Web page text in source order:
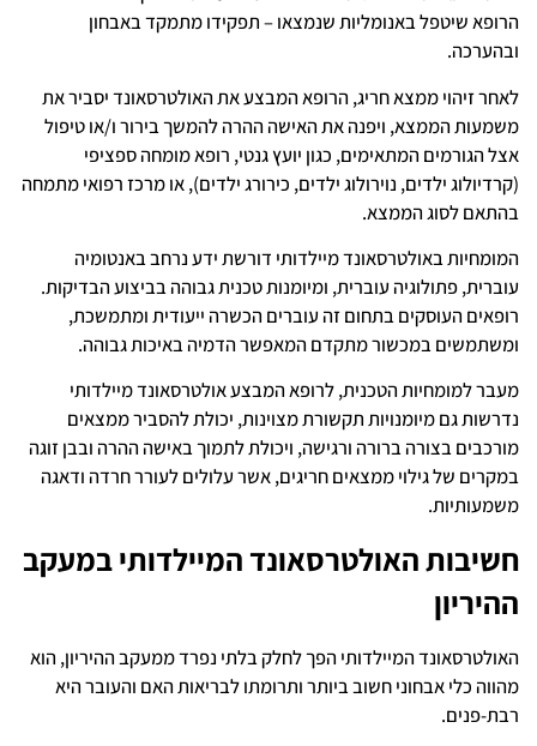
הרופא שיטפל באנומליות שנמצאו – תפקידו מתמקד באבחון
ובהערכה.
לאחר זיהוי ממצא חריג, הרופא המבצע את האולטרסאונד יסביר את
משמעות הממצא, ויפנה את האישה ההרה להמשך בירור ו/או טיפול
אצל הגורמים המתאימים, כגון יועץ גנטי, רופא מומחה ספציפי
(קרדיולוג ילדים, נוירולוג ילדים, כירורג ילדים), או מרכז רפואי מתמחה
בהתאם לסוג הממצא.
המומחיות באולטרסאונד מיילדותי דורשת ידע נרחב באנטומיה
עוברית, פתולוגיה עוברית, ומיומנות טכנית גבוהה בביצוע הבדיקות.
רופאים העוסקים בתחום זה עוברים הכשרה ייעודית ומתמשכת,
ומשתמשים במכשור מתקדם המאפשר הדמיה באיכות גבוהה.
מעבר למומחיות הטכנית, לרופא המבצע אולטרסאונד מיילדותי
נדרשות גם מיומנויות תקשורת מצוינות, יכולת להסביר ממצאים
מורכבים בצורה ברורה ורגישה, ויכולת לתמוך באישה ההרה ובבן זוגה
במקרים של גילוי ממצאים חריגים, אשר עלולים לעורר חרדה ודאגה
משמעותיות.
חשיבות האולטרסאונד המיילדותי במעקב
ההיריון
האולטרסאונד המיילדותי הפך לחלק בלתי נפרד ממעקב ההיריון, הוא
מהווה כלי אבחוני חשוב ביותר ותרומתו לבריאות האם והעובר היא
רבת-פנים.